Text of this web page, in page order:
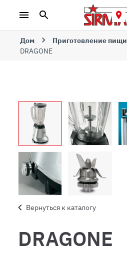
Дом Приготовление пищи
DRAGONE
Вернуться к каталогу
DRAGONE